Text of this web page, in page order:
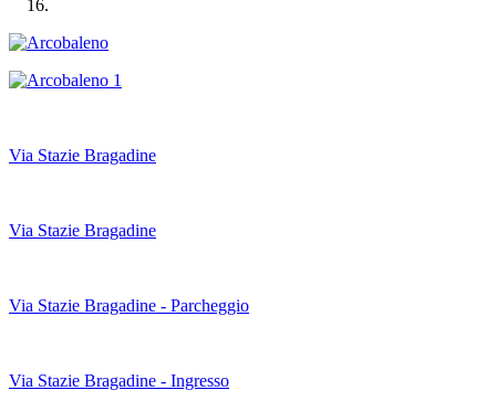
Via Stazie Bragadine
Via Stazie Bragadine
Via Stazie Bragadine - Parcheggio
Via Stazie Bragadine - Ingresso